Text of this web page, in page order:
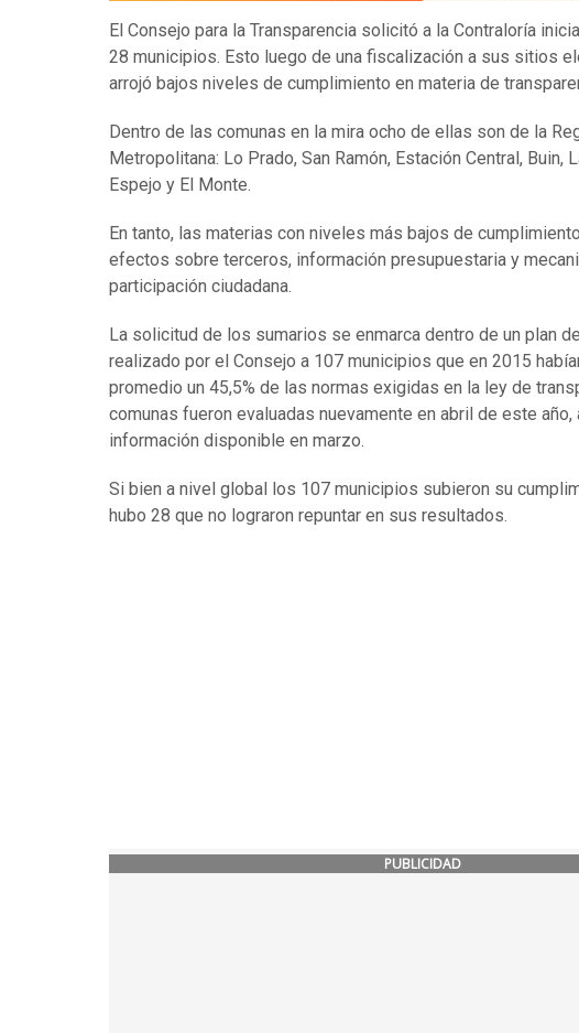
El Consejo para la Transparencia solicitó a la Contraloría
28 municipios. Esto luego de una fiscalización a sus sitios
arrojó bajos niveles de cumplimiento en materia de
Dentro de las comunas en la mira ocho de ellas son de la
Metropolitana: Lo Prado, San Ramón, Estación Central, Buin,
Espejo y El Monte.
En tanto, las materias con niveles más bajos de
efectos sobre terceros, información presupuestaria y
participación ciudadana.
La solicitud de los sumarios se enmarca dentro de un plan
realizado por el Consejo a 107 municipios que en 2015
promedio un 45,5% de las normas exigidas en la ley de
comunas fueron evaluadas nuevamente en abril de este año,
información disponible en marzo.
Si bien a nivel global los 107 municipios subieron su
hubo 28 que no lograron repuntar en sus resultados.
PUBLICIDAD